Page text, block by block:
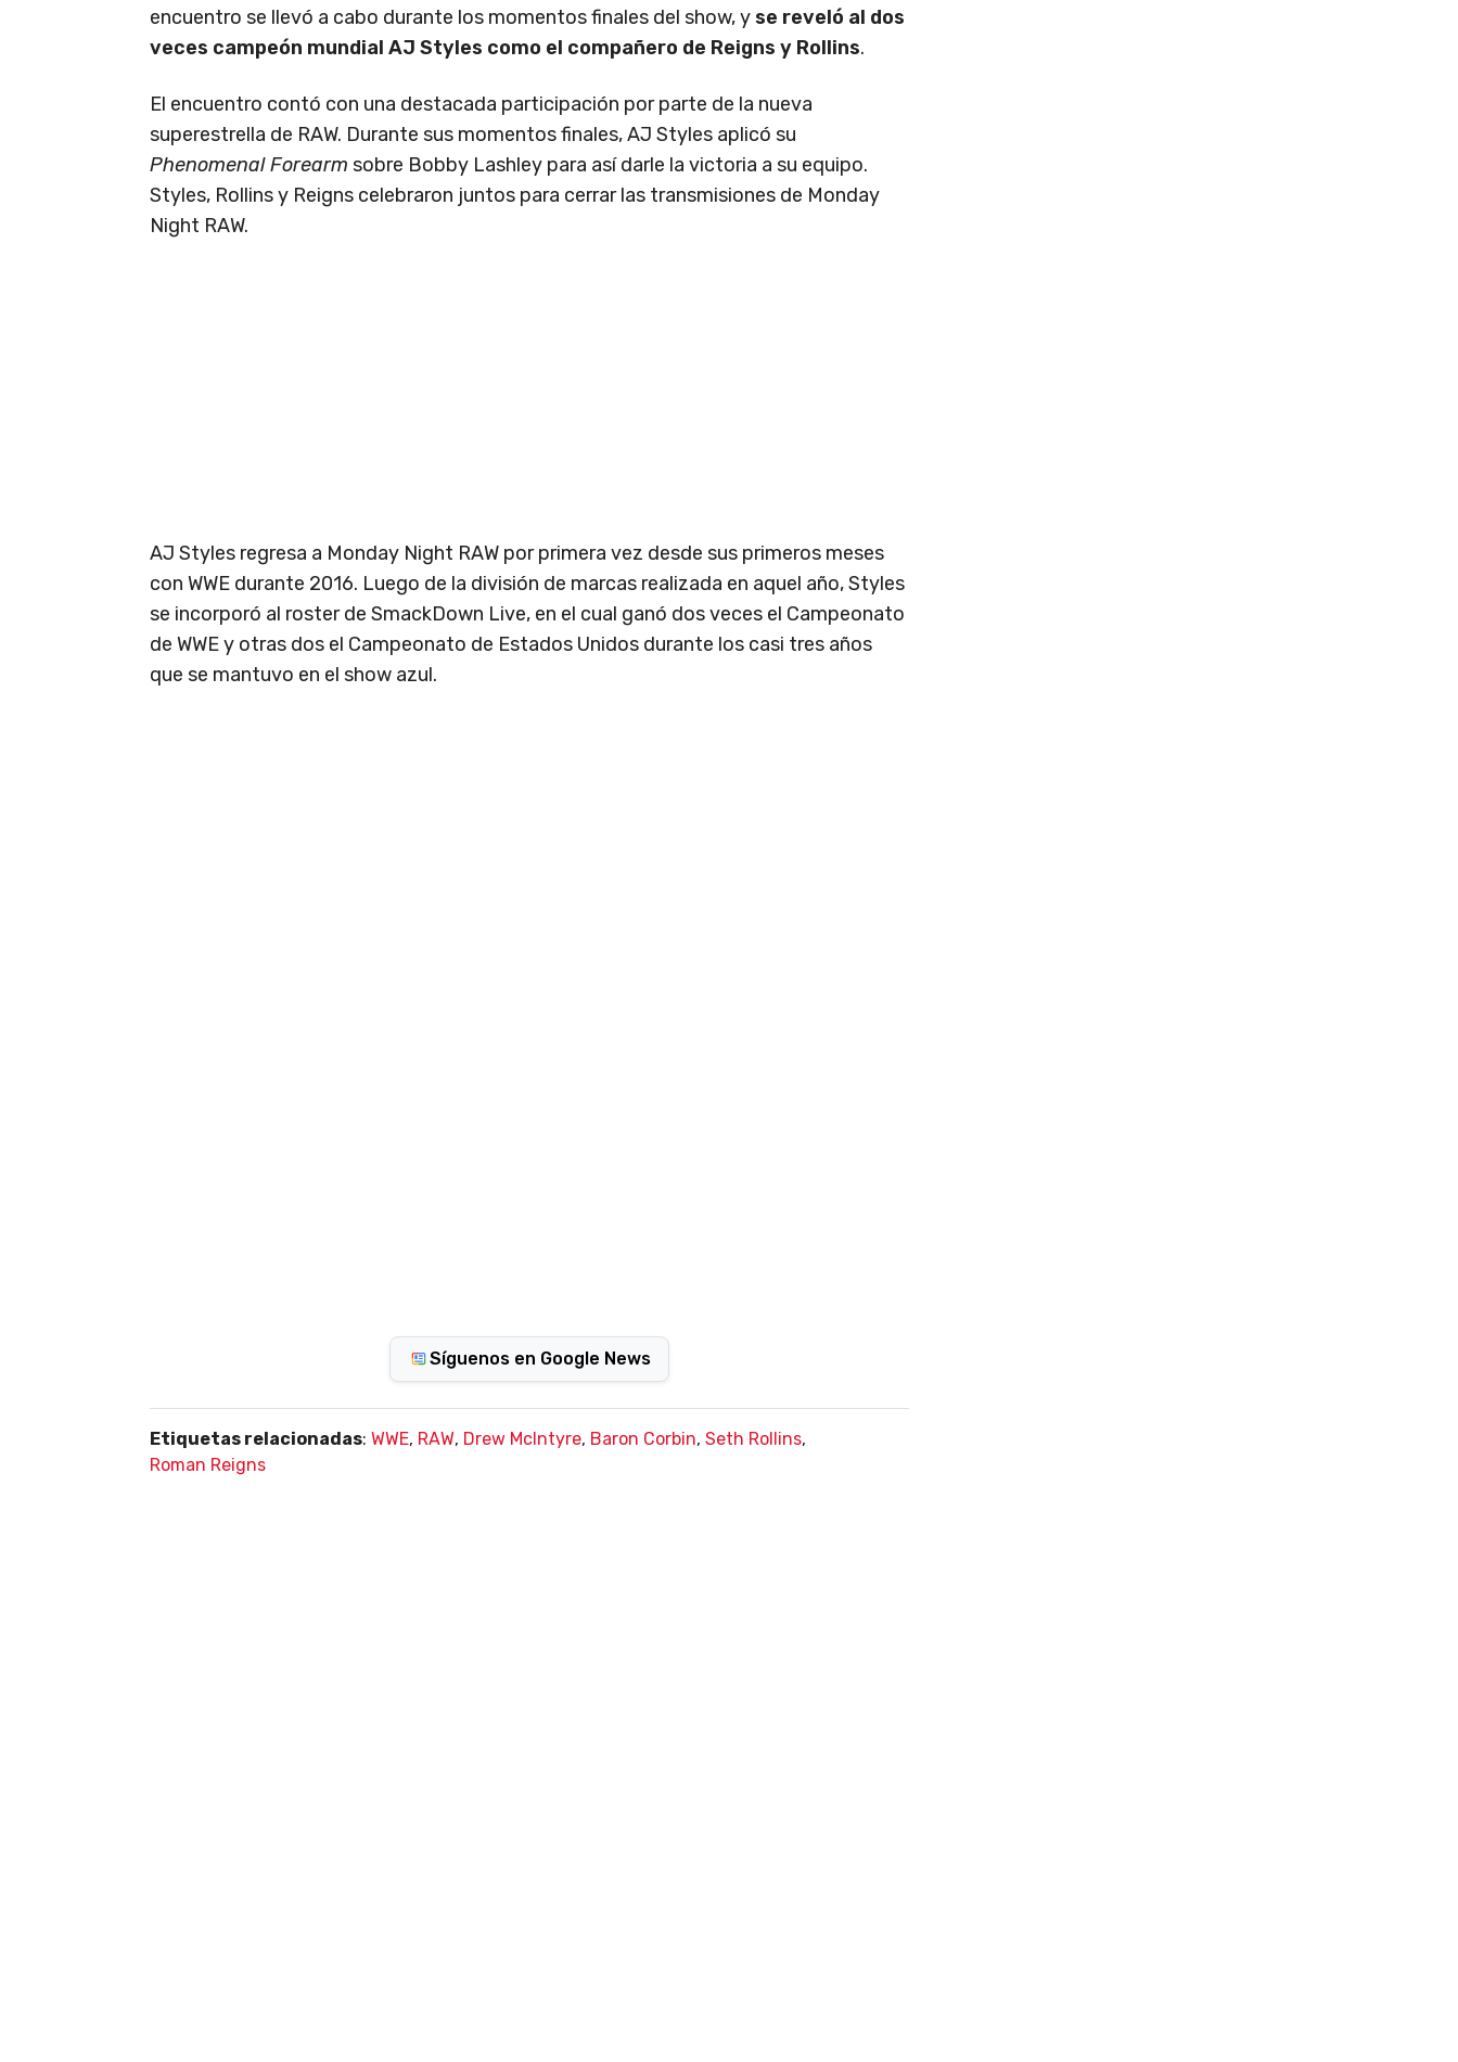
encuentro se llevó a cabo durante los momentos finales del show, yse reveló al dos
veces campeón mundial AJ Styles como el compañero de Reigns y Rollins.
El encuentro contó con una destacada participación por parte de la nueva
superestrella de RAW. Durante sus momentos finales, AJ Styles aplicó su
Phenomenal Forearm sobre Bobby Lashley para así darle la victoria a su equipo.
Styles, Rollins y Reigns celebraron juntos para cerrar las transmisiones de Monday
Night RAW.
AJ Styles regresa a Monday Night RAW por primera vez desde sus primeros meses
con WWE durante 2016. Luego de la división de marcas realizada en aquel año, Styles
se incorporó al roster de SmackDown Live, en el cual ganó dos veces el Campeonato
de WWE y otras dos el Campeonato de Estados Unidos durante los casi tres años
que se mantuvo en el show azul.
Síguenos en Google News
Etiquetas relacionadas: WWE, RAW, Drew McIntyre, Baron Corbin, Seth Rollins,
Roman Reigns